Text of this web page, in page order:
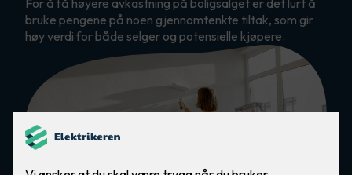
For å få høyere avkastning på boligsalget er det lurt å
bruke pengene på noen gjennomtenkte tiltak, som gir
høy verdi for både selger og potensielle kjøpere.